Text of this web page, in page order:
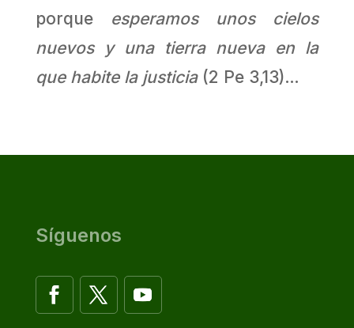
porque esperamos unos cielos
nuevos y una tierra nueva en la
que habite la justicia(2 Pe 3,13)…
Síguenos